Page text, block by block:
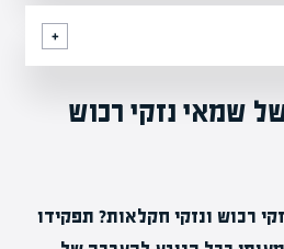
שמאי נזקי רכוש
רכוש ונזקי חקלאות? תפקידו